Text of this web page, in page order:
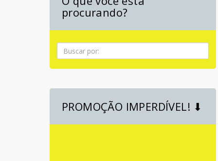
procurando?
Pesquisa
PROMOÇÃO IMPERDÍVEL! ⬇